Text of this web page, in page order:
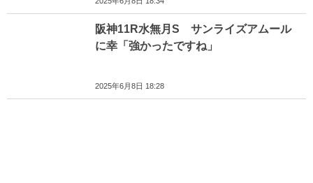
阪神11R水無月S サンライズアムール
に幸「強かったですね」
2025年6月8日 18:28